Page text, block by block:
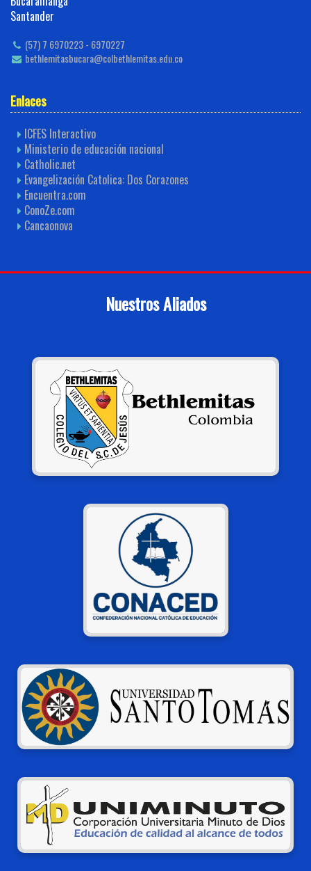
Santander
(57) 7 6970223 - 6970227
bethlemitasbucara@colbethlemitas.edu.co
Enlaces
ICFES Interactivo
Ministerio de educación nacional
Catholic.net
Evangelización Catolica: Dos Corazones
Encuentra.com
ConoZe.com
Cancaonova
Nuestros Aliados